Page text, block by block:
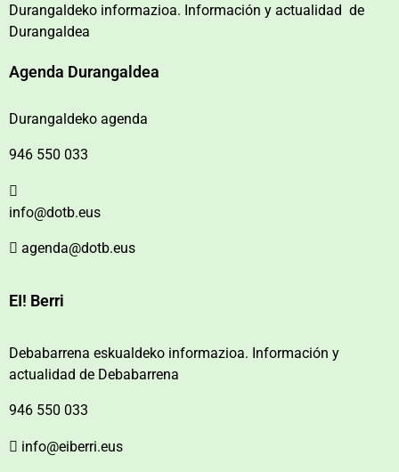
Durangaldeko informazioa. Información y actualidad de
Durangaldea
Agenda Durangaldea
Durangaldeko agenda
946 550 033
info@dotb.eus
agenda@dotb.eus
EI! Berri
Debabarrena eskualdeko informazioa. Información y
actualidad de Debabarrena
946 550 033
info@eiberri.eus